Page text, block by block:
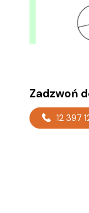
Zadzwoń
12 397